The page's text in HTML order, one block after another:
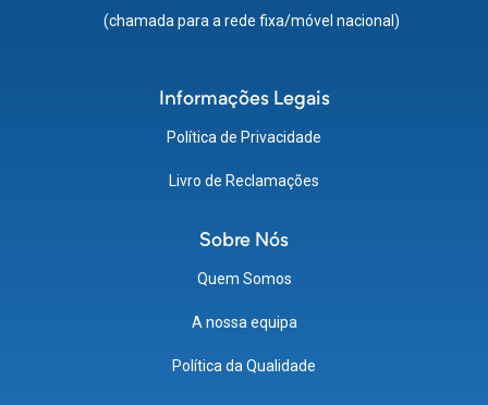
(chamada para a rede fixa/móvel nacional)
Informações Legais
Política de Privacidade
Livro de Reclamações
Sobre Nós
Quem Somos
A nossa equipa
Política da Qualidade